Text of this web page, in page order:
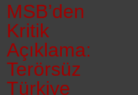
MSB’den
Kritik
Açıklama:
Terörsüz
Türkiye